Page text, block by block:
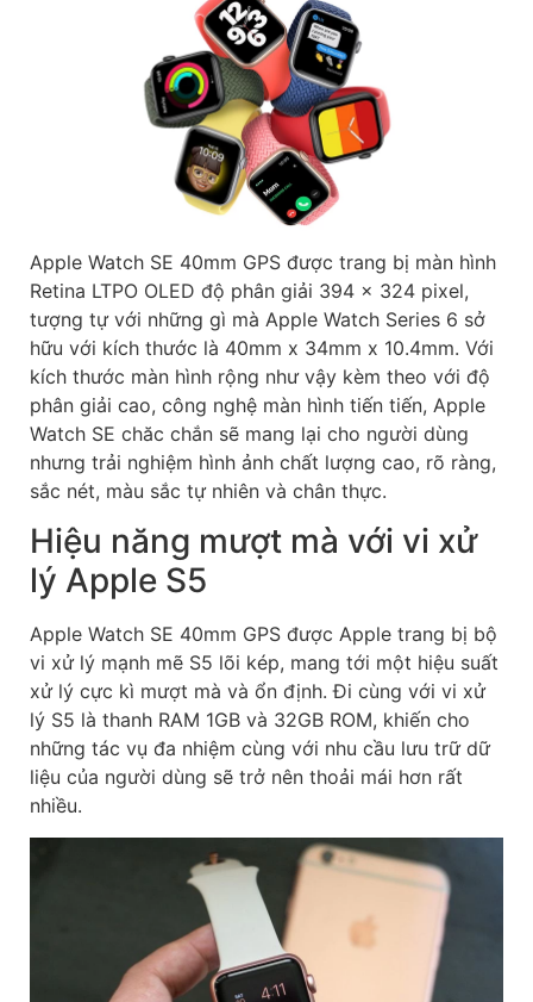
Apple Watch SE 40mm GPS được trang bị màn hình
Retina LTPO OLED độ phân giải 394 x 324 pixel,
tượng tự với những gì mà Apple Watch Series 6 sở
hữu với kích thước là 40mm x 34mm x 10.4mm. Với
kích thước màn hình rộng như vậy kèm theo với độ
phân giải cao, công nghệ màn hình tiến tiến, Apple
Watch SE chăc chắn sẽ mang lại cho người dùng
nhưng trải nghiệm hình ảnh chất lượng cao, rõ ràng,
sắc nét, màu sắc tự nhiên và chân thực.
Hiệu năng mượt mà với vi xử
lý Apple S5
Apple Watch SE 40mm GPS được Apple trang bị bộ
vi xử lý mạnh mẽ S5 lõi kép, mang tới một hiệu suất
xử lý cực kì mượt mà và ổn định. Đi cùng với vi xử
lý S5 là thanh RAM 1GB và 32GB ROM, khiến cho
những tác vụ đa nhiệm cùng với nhu cầu lưu trữ dữ
liệu của người dùng sẽ trở nên thoải mái hơn rất
nhiều.